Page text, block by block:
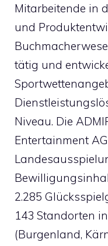
Mitarbeitende in
und
tätig und
Niveau. Die
Entertainment
2.285
143 Standorten
(Burgenland,